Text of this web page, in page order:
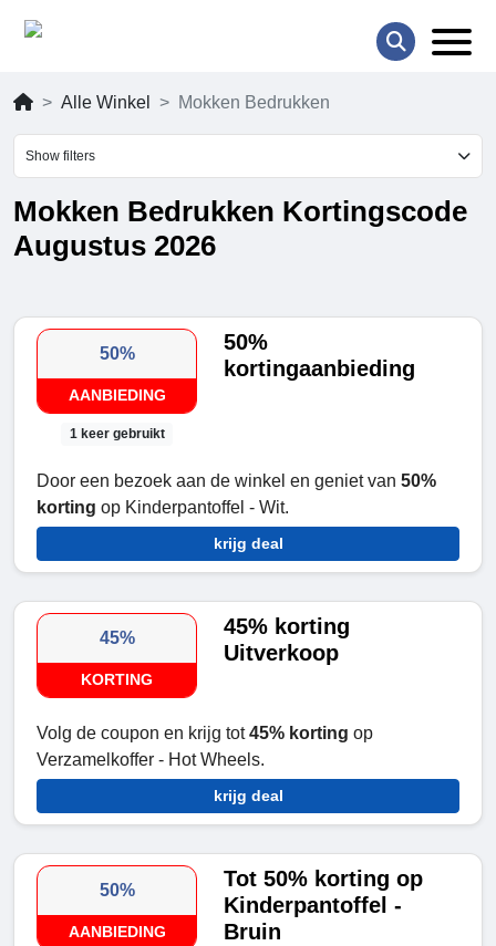
Alle Winkel Mokken Bedrukken
Show filters
Mokken Bedrukken Kortingscode
Augustus 2026
50%
AANBIEDING
1 keer gebruikt
50%
kortingaanbieding
Door een bezoek aan de winkel en geniet van 50%
korting op Kinderpantoffel - Wit.
krijg deal
45%
KORTING
45% korting
Uitverkoop
Volg de coupon en krijg tot45% korting op
Verzamelkoffer - Hot Wheels.
krijg deal
50%
AANBIEDING
Tot 50% korting op
Kinderpantoffel -
Bruin